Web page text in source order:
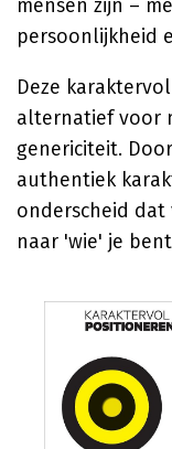
mensen zijn –
persoonlijkheid
Deze
alternatief voor
genericiteit.
authentiek
onderscheid
naar 'wie' je